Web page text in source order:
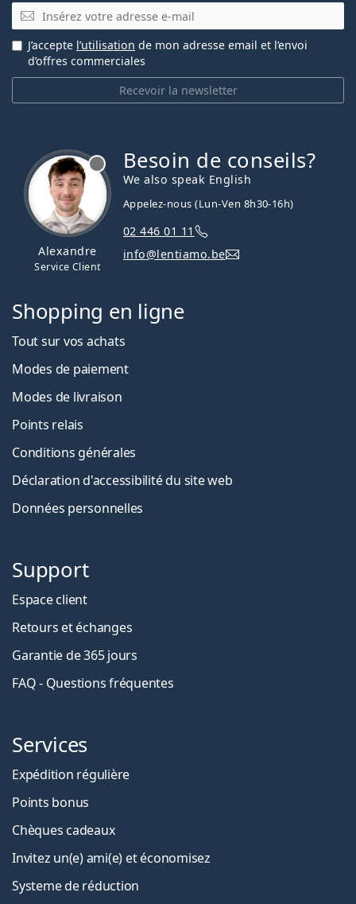
E-mail
Recevoir la newsletter
J’accepte l’utilisation de mon adresse email et l’envoi
d’offres commerciales
Alexandre
Service Client
Besoin de conseils?
We also speak English
Appelez-nous (Lun-Ven 8h30-16h)
02 446 01 11
info@lentiamo.be
Shopping en ligne
Tout sur vos achats
Modes de paiement
Modes de livraison
Points relais
Conditions générales
Déclaration d'accessibilité du site web
Données personnelles
Support
Espace client
Retours et échanges
Garantie de 365 jours
FAQ - Questions fréquentes
Services
Expédition régulière
Points bonus
Chèques cadeaux
Invitez un(e) ami(e) et économisez
Systeme de réduction